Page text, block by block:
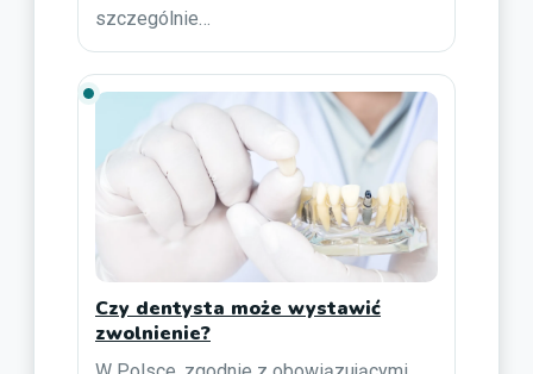
szczególnie…
Czy dentysta może wystawić
zwolnienie?